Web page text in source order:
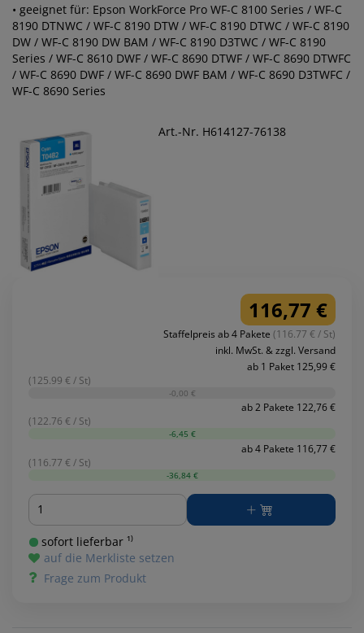
• geeignet für: Epson WorkForce Pro WF-C 8100 Series / WF-C
8190 DTNWC / WF-C 8190 DTW / WF-C 8190 DTWC / WF-C 8190
DW / WF-C 8190 DW BAM / WF-C 8190 D3TWC / WF-C 8190
Series / WF-C 8610 DWF / WF-C 8690 DTWF / WF-C 8690 DTWFC
/ WF-C 8690 DWF / WF-C 8690 DWF BAM / WF-C 8690 D3TWFC /
WF-C 8690 Series
Art.-Nr. H614127-76138
116,77 €
Staffelpreis ab 4 Pakete (116.77 € / St)
inkl. MwSt. & zzgl. Versand
ab 1 Paket 125,99 €
(125.99 € / St)
-0,00 €
ab 2 Pakete 122,76 €
(122.76 € / St)
-6,45 €
ab 4 Pakete 116,77 €
(116.77 € / St)
-36,84 €
Menge
sofort lieferbar ¹⁾
auf die Merkliste setzen
Frage zum Produkt